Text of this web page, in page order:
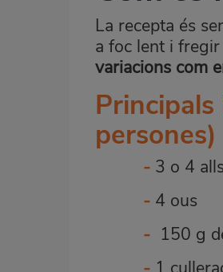
La recepta és
a foc lent i
variacions com
Principals
persones)
- 3 o 4 alls
- 4 ous
- 150 g